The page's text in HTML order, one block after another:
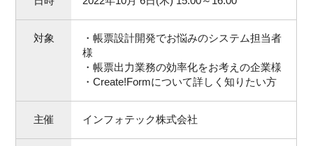
対象
・帳票設計開発でお悩みのシステム担当者
様
・帳票出力業務の効率化をお考えの企業様
・Create!Formについて詳しく知りたい方
主催 インフォテック株式会社